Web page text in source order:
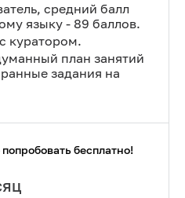
средний балл
языку - 89 баллов.
куратором.
план занятий
задания на
бесплатно!